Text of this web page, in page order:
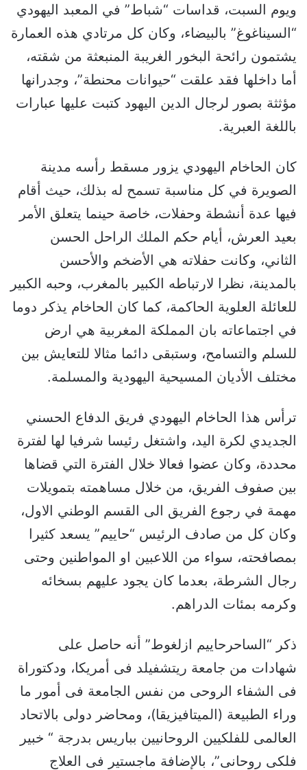
ويوم السبت، قداسات “شباط” في المعبد اليهودي
“السيناغوغ” بالبيضاء، وكان كل مرتادي هذه العمارة
يشتمون رائحة البخور الغريبة المنبعثة من شقته،
أما داخلها فقد علقت “حيوانات محنطة”، وجدرانها
مؤثثة بصور لرجال الدين اليهود كتبت عليها عبارات
باللغة العبرية.
كان الحاخام اليهودي يزور مسقط رأسه مدينة
الصويرة في كل مناسبة تسمح له بذلك، حيث أقام
فيها عدة أنشطة وحفلات، خاصة حينما يتعلق الأمر
بعيد العرش، أيام حكم الملك الراحل الحسن
الثاني، وكانت حفلاته هي الأضخم والأحسن
بالمدينة، نظرا لارتباطه الكبير بالمغرب، وحبه الكبير
للعائلة العلوية الحاكمة، كما كان الحاخام يذكر دوما
في اجتماعاته بان المملكة المغربية هي ارض
للسلم والتسامح، وستبقى دائما مثالا للتعايش بين
مختلف الأديان المسيحية اليهودية والمسلمة.
ترأس هذا الحاخام اليهودي فريق الدفاع الحسني
الجديدي لكرة اليد، واشتغل رئيسا شرفيا لها لفترة
محددة، وكان عضوا فعالا خلال الفترة التي قضاها
بين صفوف الفريق، من خلال مساهمته بتمويلات
مهمة في رجوع الفريق الى القسم الوطني الاول،
وكان كل من صادف الرئيس “حاييم” يسعد كثيرا
بمصافحته، سواء من اللاعبين او المواطنين وحتى
رجال الشرطة، بعدما كان يجود عليهم بسخائه
وكرمه بمئات الدراهم.
ذكر “الساحرحاييم ازلغوط” أنه حاصل على
شهادات من جامعة ريتشفيلد فى أمريكا، ودكتوراة
فى الشفاء الروحى من نفس الجامعة فى أمور ما
وراء الطبيعة (الميتافيزيقا)، ومحاضر دولى بالاتحاد
العالمى للفلكيين الروحانيين بباريس بدرجة “ خبير
فلكى روحانى”، بالإضافة ماجستير فى العلاج